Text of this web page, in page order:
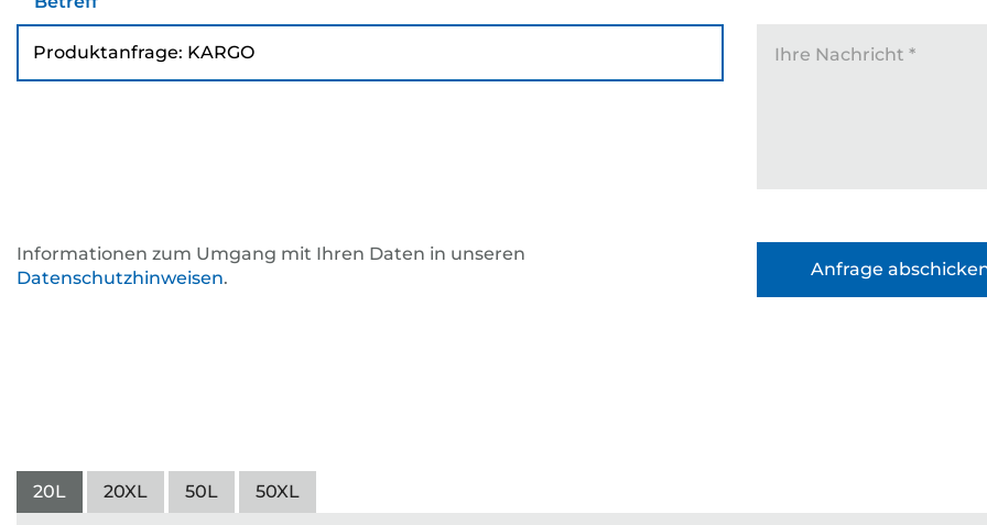
Ihre Nachricht *
Informationen zum Umgang mit Ihren Daten in unseren
Datenschutzhinweisen.
20L 20XL 50L 50XL